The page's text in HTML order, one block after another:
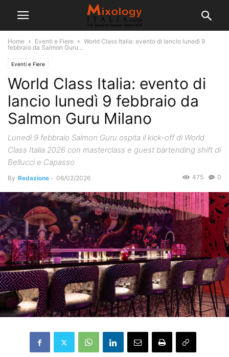
Home Eventi e Fiere
World Class Italia: evento di lancio lunedì 9
febbraio da Salmon Guru...
Eventi e Fiere
World Class Italia: evento di
lancio lunedì 9 febbraio da
Salmon Guru Milano
Lunedì 9 febbraio Salmon Guru ospita il kick-off di World
Class Italia 2026 con masterclass e guest bartending shift di
Bellucci e Capasso
By Redazione - 06/02/2026 0
475